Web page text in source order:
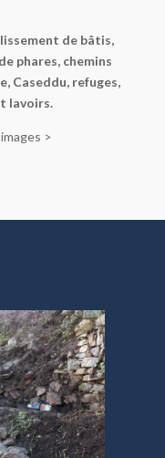
de bâtis,
phares, chemins
Caseddu, refuges,
lavoirs.
>